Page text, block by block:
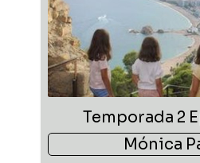
Temporada 2
Mónica